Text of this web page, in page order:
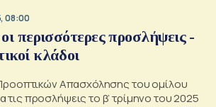
08:00
περισσότερες προσλήψεις -
κλάδοι
Απασχόλησης του ομίλου
τις προσλήψεις το β’ τρίμηνο του 2025